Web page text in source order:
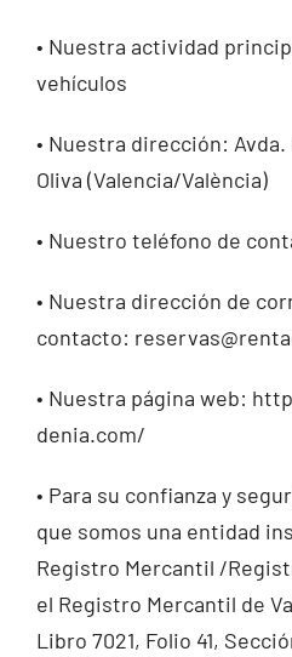
• Nuestra actividad
vehículos
• Nuestra dirección: Avda.
Oliva (Valencia/València)
• Nuestro teléfono de
• Nuestra dirección de
contacto:
• Nuestra página web:
denia.com/
• Para su confianza y
que somos una entidad
Registro Mercantil /
el Registro Mercantil de
Libro 7021, Folio 41,